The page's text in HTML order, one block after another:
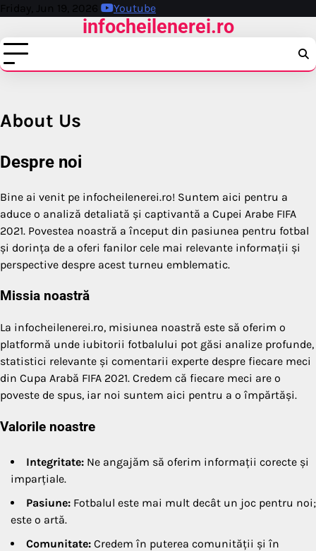
Skip
content
Friday, Jun 19, 2026 Youtube
infocheilenerei.ro
About Us
Despre noi
Bine ai venit pe infocheilenerei.ro! Suntem aici pentru a
aduce o analiză detaliată și captivantă a Cupei Arabe FIFA
2021. Povestea noastră a început din pasiunea pentru fotbal
și dorința de a oferi fanilor cele mai relevante informații și
perspective despre acest turneu emblematic.
Missia noastră
La infocheilenerei.ro, misiunea noastră este să oferim o
platformă unde iubitorii fotbalului pot găsi analize profunde,
statistici relevante și comentarii experte despre fiecare meci
din Cupa Arabă FIFA 2021. Credem că fiecare meci are o
poveste de spus, iar noi suntem aici pentru a o împărtăși.
Valorile noastre
Integritate: Ne angajăm să oferim informații corecte și
imparțiale.
Pasiune: Fotbalul este mai mult decât un joc pentru noi;
este o artă.
Comunitate: Credem în puterea comunității și în